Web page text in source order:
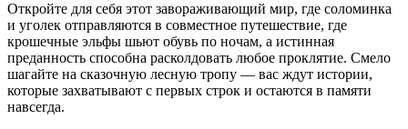
Откройте для себя этот завораживающий мир, где соломинка
и уголек отправляются в совместное путешествие, где
крошечные эльфы шьют обувь по ночам, а истинная
преданность способна расколдовать любое проклятие. Смело
шагайте на сказочную лесную тропу — вас ждут истории,
которые захватывают с первых строк и остаются в памяти
навсегда.